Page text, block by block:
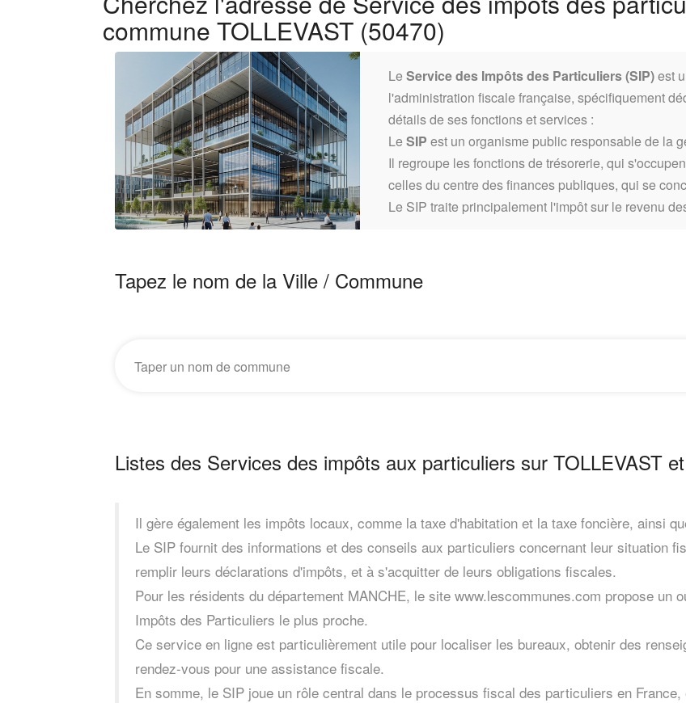
commune TOLLEVAST (50470)
Le Service des Impôts des Particuliers (SIP)est
l'administration fiscale française, spécifiquement
détails de ses fonctions et services :
Le SIP est un organisme public responsable de la
Il regroupe les fonctions de trésorerie, qui
celles du centre des finances publiques, qui se
Le SIP traite principalement l'impôt sur le revenu
Tapez le nom de la Ville / Commune
Listes des Services des impôts aux particuliers sur TOLLEVAST
Il gère également les impôts locaux, comme la taxe d'habitation et la taxe foncière, ainsi
Le SIP fournit des informations et des conseils aux particuliers concernant leur situation
remplir leurs déclarations d'impôts, et à s'acquitter de leurs obligations fiscales.
Pour les résidents du département MANCHE, le site www.lescommunes.com propose un
Impôts des Particuliers le plus proche.
Ce service en ligne est particulièrement utile pour localiser les bureaux, obtenir des
rendez-vous pour une assistance fiscale.
En somme, le SIP joue un rôle central dans le processus fiscal des particuliers en